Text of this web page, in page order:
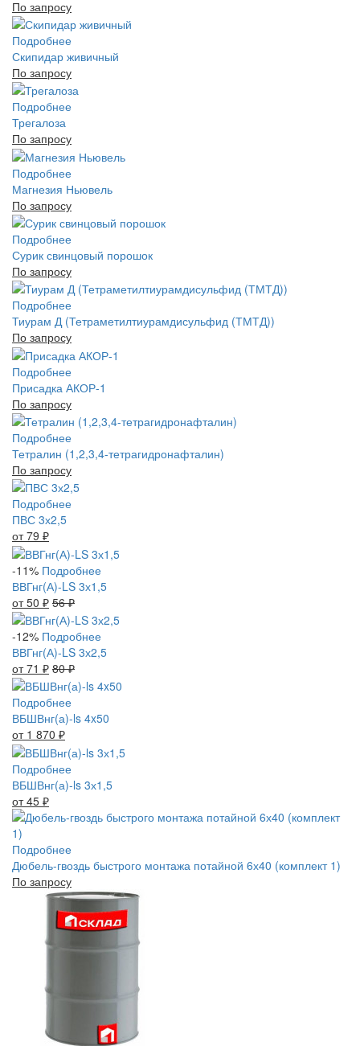
По запросу
Подробнее
Скипидар живичный
По запросу
Подробнее
Трегалоза
По запросу
Подробнее
Магнезия Ньювель
По запросу
Подробнее
Сурик свинцовый порошок
По запросу
Подробнее
Тиурам Д (Тетраметилтиурамдисульфид (ТМТД))
По запросу
Подробнее
Присадка АКОР-1
По запросу
Подробнее
Тетралин (1,2,3,4-тетрагидронафталин)
По запросу
Подробнее
ПВС 3х2,5
от 79 ₽
-11% Подробнее
ВВГнг(А)-LS 3х1,5
от 50 ₽ 56₽
-12% Подробнее
ВВГнг(А)-LS 3х2,5
от 71 ₽ 80₽
Подробнее
ВБШВнг(а)-ls 4x50
от 1 870 ₽
Подробнее
ВБШВнг(а)-ls 3х1,5
от 45 ₽
Подробнее
Дюбель-гвоздь быстрого монтажа потайной 6х40 (комплект 1)
По запросу